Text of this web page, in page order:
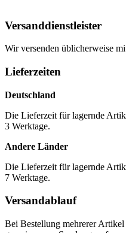
Versanddienstleister
Wir versenden üblicherweise
Lieferzeiten
Deutschland
Die Lieferzeit für lagernde
3 Werktage.
Andere Länder
Die Lieferzeit für lagernde
7 Werktage.
Versandablauf
Bei Bestellung mehrerer